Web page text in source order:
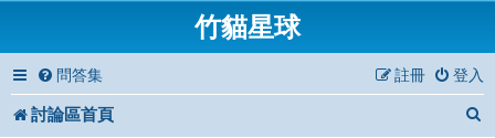
竹貓星球
問答集 登入
註冊
討論區首頁